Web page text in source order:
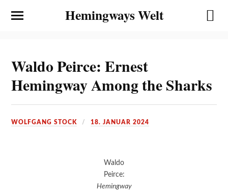
Hemingways Welt
Waldo Peirce: Ernest
Hemingway Among the Sharks
WOLFGANG STOCK 18. JANUAR 2024
Waldo
Peirce:
Hemingway